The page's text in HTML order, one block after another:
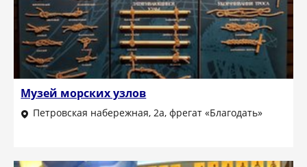
Музей морских узлов
Петровская набережная, 2а, фрегат «Благодать»